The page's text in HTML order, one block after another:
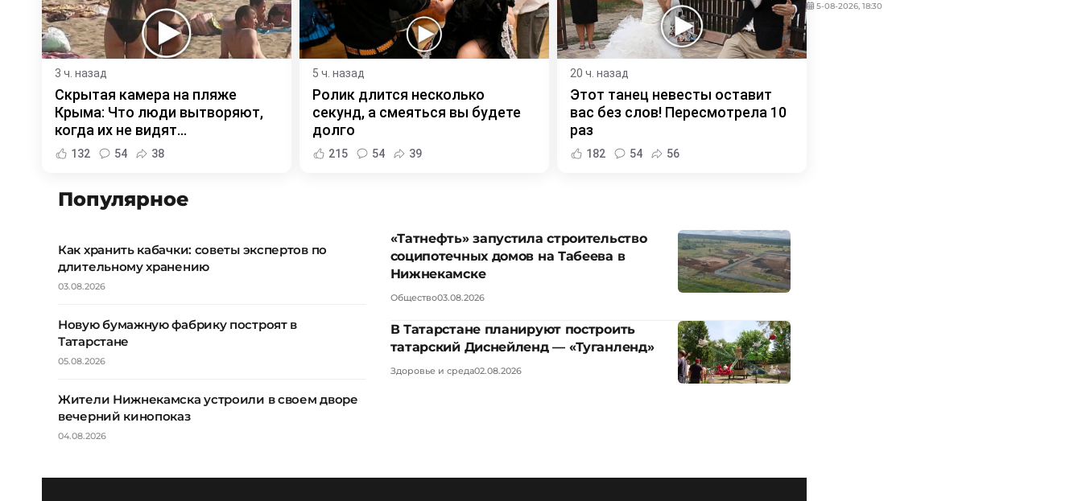
3 ч. назад
Скрытая камера на пляже
Крыма: Что люди вытворяют,
когда их не видят...
132 54 38
5 ч. назад
Ролик длится несколько
секунд, а смеяться вы будете
долго
215 54 39
20 ч. назад
Этот танец невесты оставит
вас без слов! Пересмотрела 10
раз
182 54 56
Популярное
Как хранить кабачки: советы экспертов по
длительному хранению
03.08.2026
Новую бумажную фабрику построят в
Татарстане
05.08.2026
Жители Нижнекамска устроили в своем дворе
вечерний кинопоказ
04.08.2026
«Татнефть» запустила строительство
соципотечных домов на Табеева в
Нижнекамске
Общество03.08.2026
В Татарстане планируют построить
татарский Диснейленд — «Туганленд»
Здоровье и среда02.08.2026
5-08-2026, 18:30